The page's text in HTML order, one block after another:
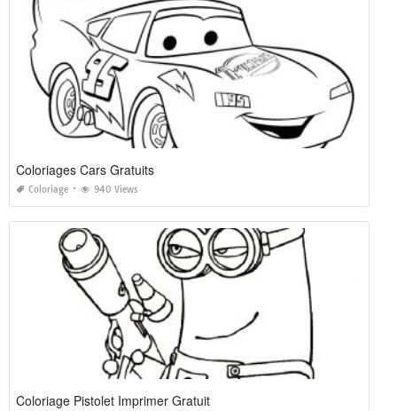
Coloriages Cars Gratuits
Coloriage 940 Views
Coloriage Pistolet Imprimer Gratuit